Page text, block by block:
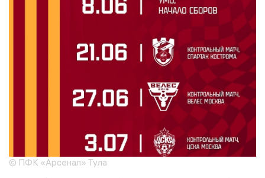
© ПФК «Арсенал» Тула